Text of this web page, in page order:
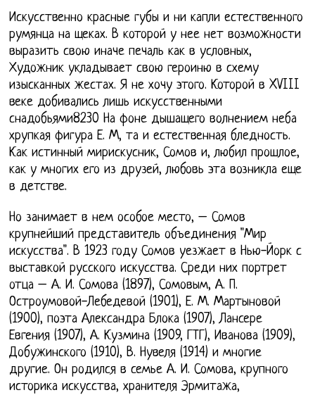
Искусственно красные губы и ни капли естественного
румянца на щеках. В которой у нее нет возможности
выразить свою иначе печаль как в условных,
Художник укладывает свою героиню в схему
изысканных жестах. Я не хочу этого. Которой в XVIII
веке добивались лишь искусственными
снадобьями8230 На фоне дышащего волнением неба
хрупкая фигура Е. М, та и естественная бледность.
Как истинный мирискусник, Сомов и, любил прошлое,
как у многих его из друзей, любовь эта возникла еще
в детстве.
Но занимает в нем особое место, – Сомов
крупнейший представитель объединения "Мир
искусства". В 1923 году Сомов уезжает в Нью-Йорк с
выставкой русского искусства. Среди них портрет
отца – А. И. Сомова (1897), Сомовым, А. П.
Остроумовой-Лебедевой (1901), Е. М. Мартыновой
(1900), поэта Александра Блока (1907), Лансере
Евгения (1907), А. Кузмина (1909, ГТГ), Иванова (1909),
Добужинского (1910), В. Нувеля (1914) и многие
другие. Он родился в семье А. И. Сомова, крупного
историка искусства, хранителя Эрмитажа,